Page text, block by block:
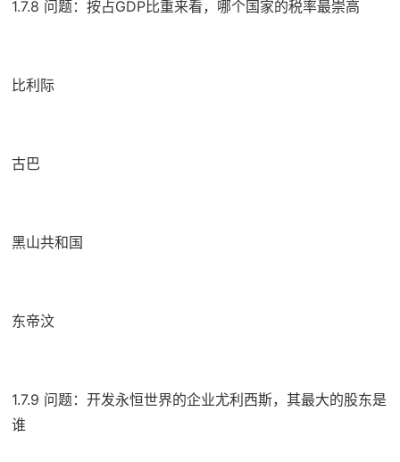
1.7.8 问题：按占GDP比重来看，哪个国家的税率最崇高
比利际
古巴
黑山共和国
东帝汶
1.7.9 问题：开发永恒世界的企业尤利西斯，其最大的股东是
谁